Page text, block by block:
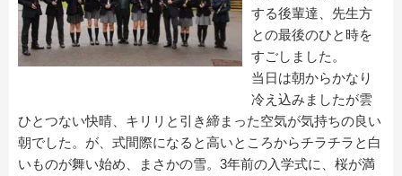
する後輩達、先生方
との最後のひと時を
すごしました。
当日は朝からかなり
冷え込みましたが雲
ひとつない快晴、キリリと引き締まった空気が気持ちの良い
朝でした。が、式間際になると高いところからチラチラと白
いものが舞い始め、まさかの雪。3年前の入学式に、桜が満